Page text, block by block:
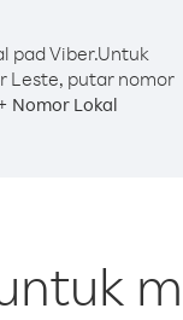
pad Viber.Untuk
Leste, putar nomor
Nomor Lokal